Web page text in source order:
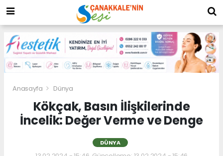
Anasayfa Dünya
Kökçak, Basın İlişkilerinde
İncelik: Değer Verme ve Denge
DÜNYA